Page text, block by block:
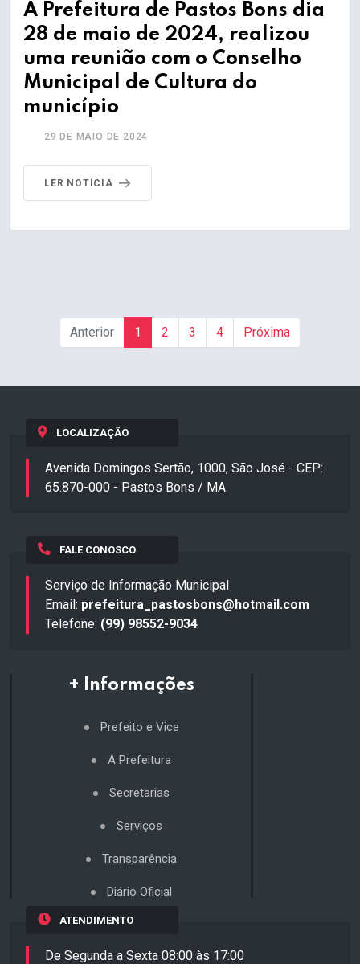
A Prefeitura de Pastos Bons dia
28 de maio de 2024, realizou
uma reunião com o Conselho
Municipal de Cultura do
município
29 DE MAIO DE 2024
LER NOTÍCIA
Anterior 1 2 3 4 Próxima
LOCALIZAÇÃO
Avenida Domingos Sertão, 1000, São José - CEP:
65.870-000 - Pastos Bons / MA
FALE CONOSCO
Serviço de Informação Municipal
Email: prefeitura_pastosbons@hotmail.com
Telefone: (99) 98552-9034
+ Informações
Prefeito e Vice
A Prefeitura
Secretarias
Serviços
Transparência
Diário Oficial
ATENDIMENTO
De Segunda a Sexta 08:00 às 17:00